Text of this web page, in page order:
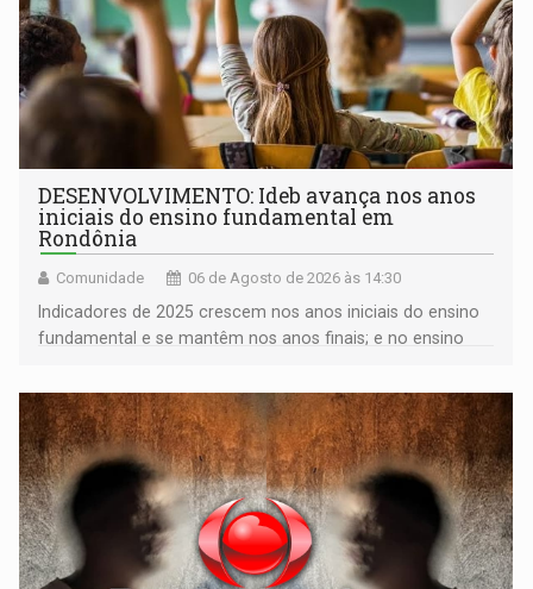
DESENVOLVIMENTO: Ideb avança nos anos
iniciais do ensino fundamental em
Rondônia
Comunidade 06 de Agosto de 2026 às 14:30
Indicadores de 2025 crescem nos anos iniciais do ensino
fundamental e se mantêm nos anos finais; e no ensino